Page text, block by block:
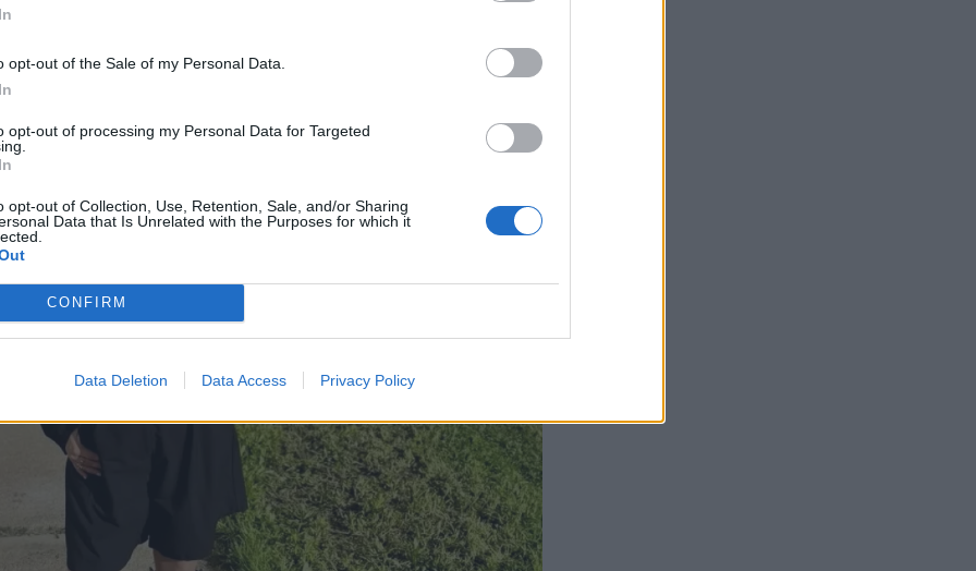
opt-out of the Sale of my Personal Data.
opt-out of processing my Personal Data for Targeted
opt-out of Collection, Use, Retention, Sale, and/or Sharing
Data that Is Unrelated with the Purposes for which it
CONFIRM
Data Deletion Data Access Privacy Policy